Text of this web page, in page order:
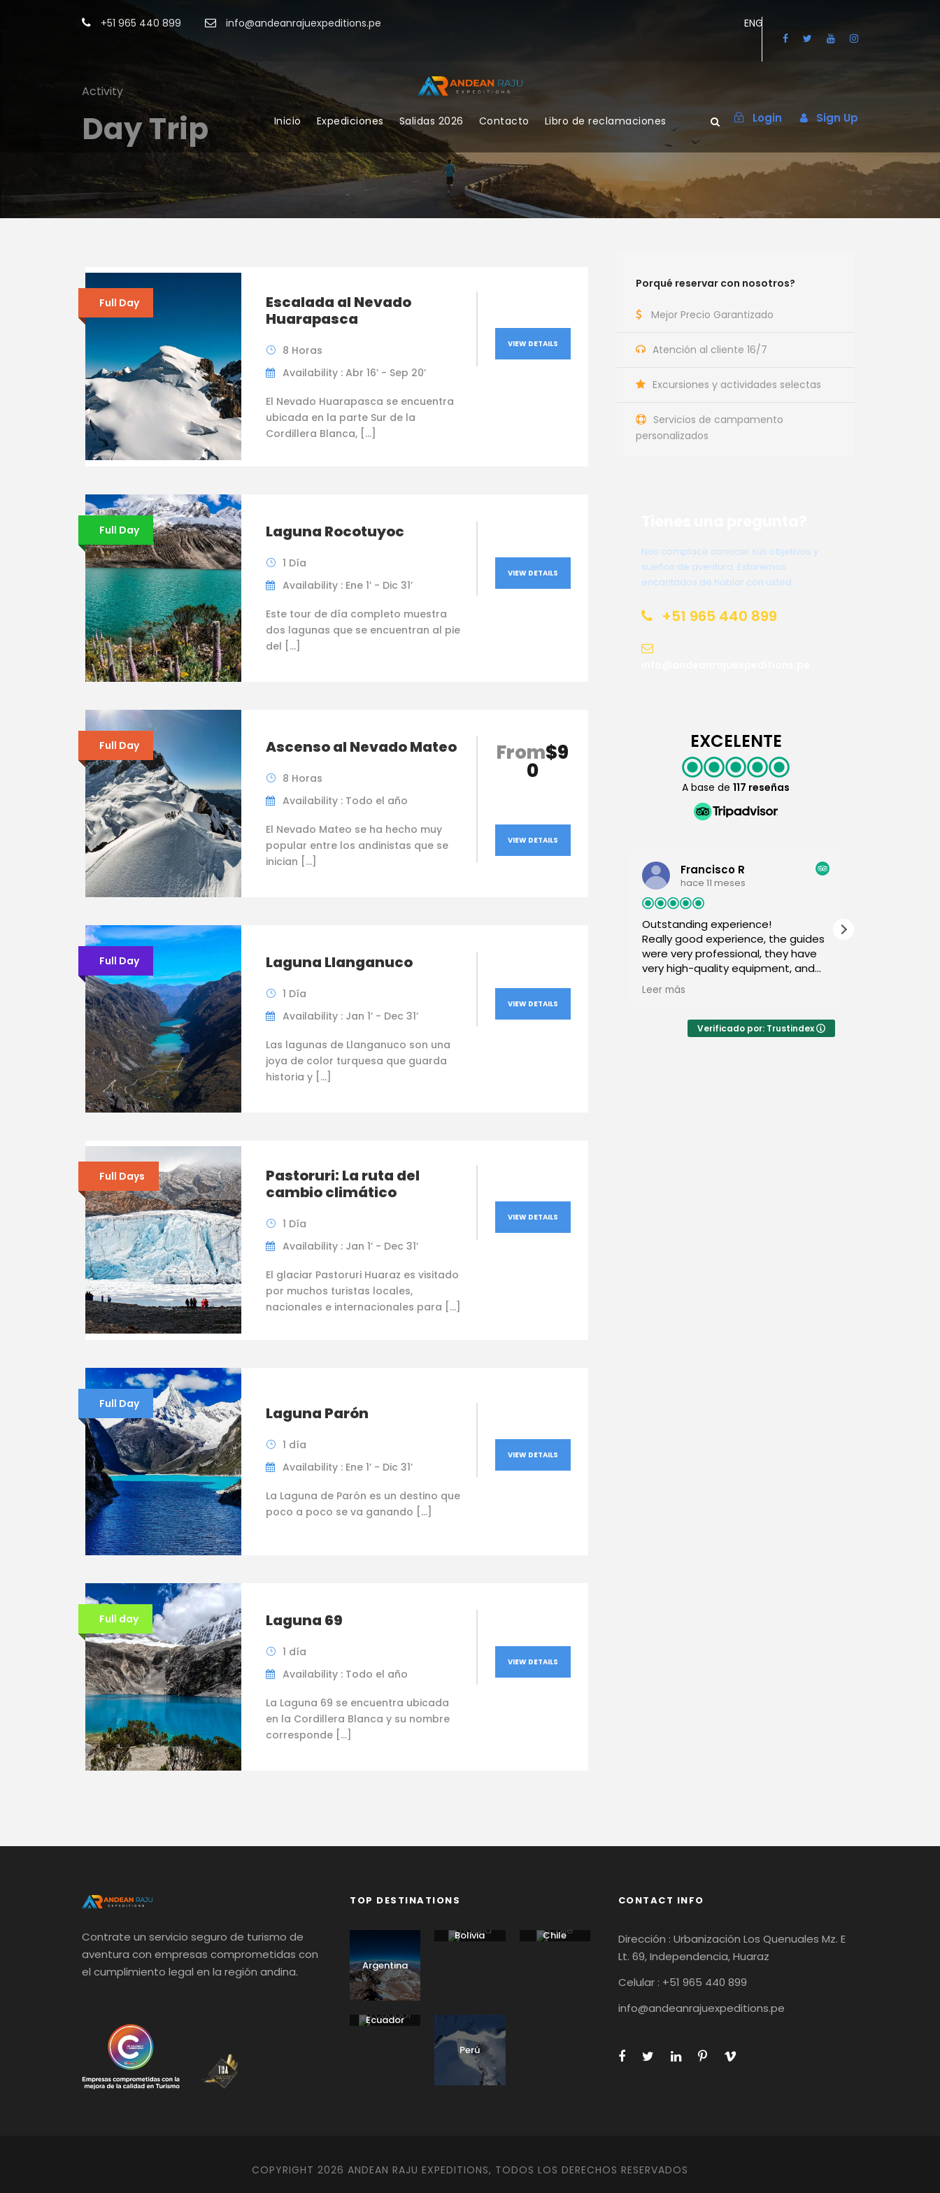
+51 965 440 899 info@andeanrajuexpeditions.pe ENG
Inicio Expediciones Salidas 2026 Contacto Libro de reclamaciones Login Sign Up
Activity
Day Trip
Full Day
Escalada al Nevado
Huarapasca
8 Horas
Availability : Abr 16’ - Sep 20’
El Nevado Huarapasca se encuentra
ubicada en la parte Sur de la
Cordillera Blanca, […]
VIEW DETAILS
Full Day Laguna Rocotuyoc
1 Día
Availability : Ene 1’ - Dic 31’
Este tour de día completo muestra
dos lagunas que se encuentran al pie
del […]
VIEW DETAILS
Full Day Ascenso al Nevado Mateo
8 Horas
Availability : Todo el año
El Nevado Mateo se ha hecho muy
popular entre los andinistas que se
inician […]
From$9
0
VIEW DETAILS
Full Day Laguna Llanganuco
1 Día
Availability : Jan 1’ - Dec 31’
Las lagunas de Llanganuco son una
joya de color turquesa que guarda
historia y […]
VIEW DETAILS
Full Days
Pastoruri: La ruta del
cambio climático
1 Día
Availability : Jan 1’ - Dec 31’
El glaciar Pastoruri Huaraz es visitado
por muchos turistas locales,
nacionales e internacionales para […]
VIEW DETAILS
Full Day Laguna Parón
1 día
Availability : Ene 1’ - Dic 31’
La Laguna de Parón es un destino que
poco a poco se va ganando […]
VIEW DETAILS
Full day Laguna 69
1 día
Availability : Todo el año
La Laguna 69 se encuentra ubicada
en la Cordillera Blanca y su nombre
corresponde […]
VIEW DETAILS
Porqué reservar con nosotros?
Mejor Precio Garantizado
Atención al cliente 16/7
Excursiones y actividades selectas
Servicios de campamento
personalizados
Nos complace conocer sus objetivos y
sueños de aventura. Estaremos
encantados de hablar con usted.
+51 965 440 899
EXCELENTE
A base de 117 reseñas
Francisco R
hace 11 meses
Outstanding experience!
Really good experience, the guides
were very professional, they have
very high-quality equipment, and
the energy of the group was really
good. Everybody was able to reach
Leer más
EXTRAORDINARY
We have just finished a
double expedition with
Tocllaraju and Alpamayo.
certified guide), to
chef – many big-name
Verificado por: Trustindex
Contrate un servicio seguro de turismo de
aventura con empresas comprometidas con
el cumplimiento legal en la región andina.
TOP DESTINATIONS
Argentina
Bolivia Chile
Ecuador
Perú
CONTACT INFO
Dirección : Urbanización Los Quenuales Mz. E
Lt. 69, Independencia, Huaraz
Celular : +51 965 440 899
info@andeanrajuexpeditions.pe
COPYRIGHT 2026 ANDEAN RAJU EXPEDITIONS, TODOS LOS DERECHOS RESERVADOS